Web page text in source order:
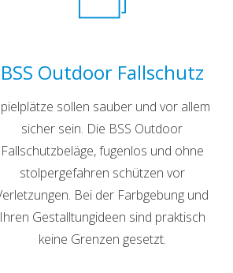
BSS Outdoor Fallschutz
sollen sauber und vor allem
sicher sein. Die BSS Outdoor
Fallschutzbeläge, fugenlos und ohne
stolpergefahren schützen vor
Bei der Farbgebung und
Ihren Gestalltungideen sind praktisch
keine Grenzen gesetzt.